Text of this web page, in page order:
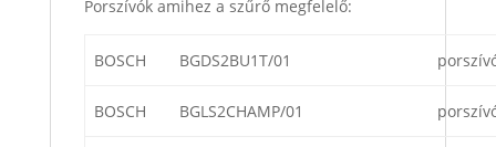
Porszívók amihez a szűrő megfelelő:
BOSCH BGDS2BU1T/01
BOSCH BGLS2CHAMP/01